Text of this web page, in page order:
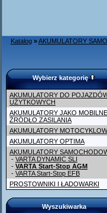
Katalog »AKUMULATORY
Wybierz kategorię
AKUMULATORY DO
UŻYTKOWYCH
AKUMULATORY JAKO MOBILNE
ŹRÓDŁO ZASILANIA
AKUMULATORY
AKUMULATORY OPTIMA
AKUMULATORY
- VARTA DYNAMIC SLI
- VARTA Start-Stop AGM
- VARTA Start-Stop EFB
PROSTOWNIKI I ŁADOWARKI
Wyszukiwarka